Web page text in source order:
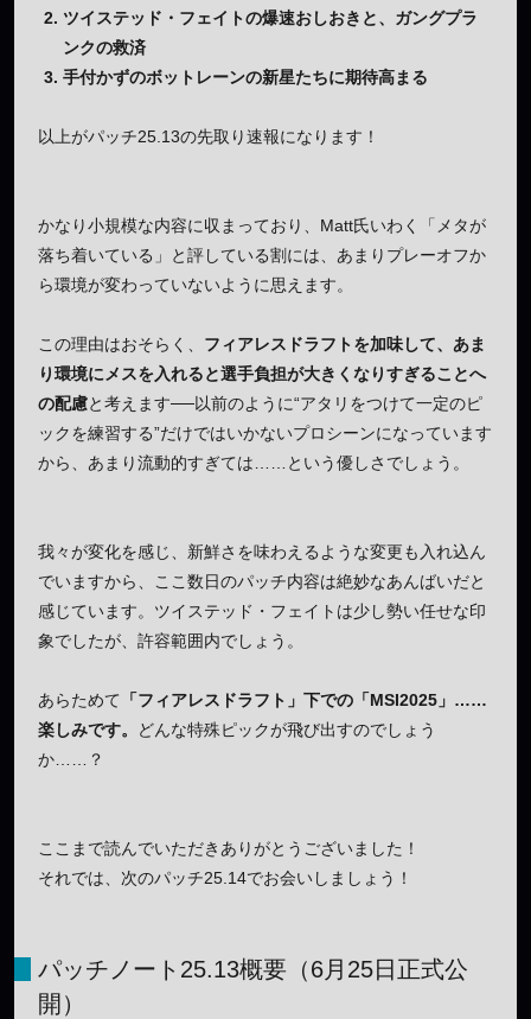
ツイステッド・フェイトの爆速おしおきと、ガングプラ
ンクの救済
手付かずのボットレーンの新星たちに期待高まる
以上がパッチ25.13の先取り速報になります！
かなり小規模な内容に収まっており、Matt氏いわく「メタが
落ち着いている」と評している割には、あまりプレーオフか
ら環境が変わっていないように思えます。
この理由はおそらく、 フィアレスドラフトを加味して、あま
り環境にメスを入れると選手負担が大きくなりすぎることへ
の配慮と考えます──以前のように“アタリをつけて一定のピ
ックを練習する”だけではいかないプロシーンになっています
から、あまり流動的すぎては……という優しさでしょう。
我々が変化を感じ、新鮮さを味わえるような変更も入れ込ん
でいますから、ここ数日のパッチ内容は絶妙なあんばいだと
感じています。ツイステッド・フェイトは少し勢い任せな印
象でしたが、許容範囲内でしょう。
あらためて
「フィアレスドラフト」下での「MSI2025」……
楽しみです。
どんな特殊ピックが飛び出すのでしょう
か……？
ここまで読んでいただきありがとうございました！
それでは、次のパッチ25.14でお会いしましょう！
パッチノート25.13概要（6月25日正式公
開）